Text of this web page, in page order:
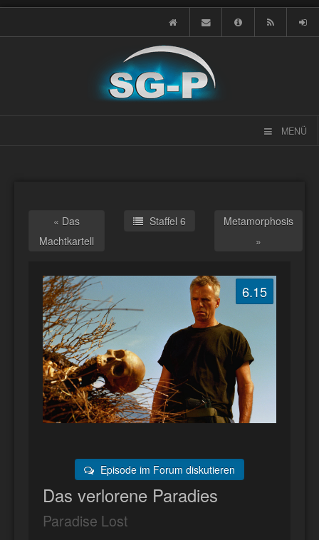
MENÜ
« Das
Machtkartell
Staffel 6
Metamorphosis
»
6.15
Episode im Forum diskutieren
Das verlorene Paradies
Paradise Lost